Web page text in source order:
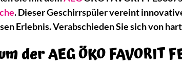
. Dieser Geschirrspüler vereint
Erlebnis. Verabschieden Sie sich von
der AEG ÖKO